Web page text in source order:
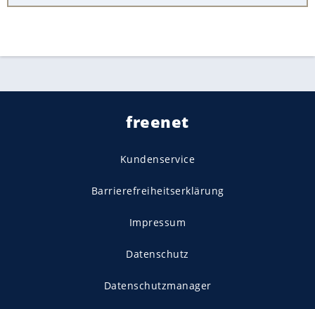
freenet
Kundenservice
Barrierefreiheitserklärung
Impressum
Datenschutz
Datenschutzmanager